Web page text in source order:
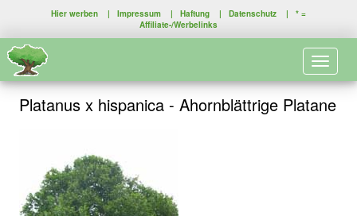
Hier werben | Impressum | Haftung | Datenschutz | * =
Affiliate-/Werbelinks
Platanus x hispanica - Ahornblättrige Platane